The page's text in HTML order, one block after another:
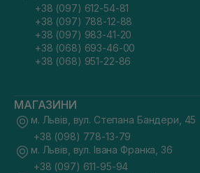
+38 (097) 612-54-81
+38 (097) 788-12-88
+38 (097) 983-41-20
+38 (068) 693-46-00
+38 (068) 951-22-86
МАГАЗИНИ
м. Львів, вул. Степана Бандери, 45
+38 (098) 778-13-79
м. Львів, вул. Івана Франка, 36
+38 (097) 611-95-94